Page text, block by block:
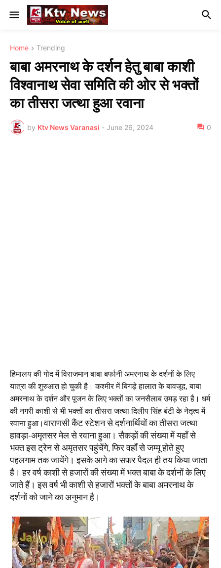
Home Trending
बाबा अमरनाथ के दर्शन हेतु बाबा काशी
विश्वानाथ सेवा समिति की ओर से भक्तों
का तीसरा जत्था हुआ रवाना
by Ktv News Varanasi - June 26, 2024 0
हिमालय की गोद में विराजमान बाबा बर्फानी अमरनाथ के दर्शनों के लिए
यात्रा की शुरुआत हो चुकी है। कश्मीर में बिगड़े हालात के बावजूद, बाबा
अमरनाथ के दर्शन और पूजन के लिए भक्तों का जनसैलाब उमड़ रहा है। धर्म
की नगरी काशी से भी भक्तों का तीसरा जत्था दिलीप सिंह बंटी के नेतृत्व में
रवाना हुआ। वाराणसी कैंट स्टेशन से दर्शनार्थियों का तीसरा जत्था
हावड़ा-अमृतसर मेल से रवाना हुआ। सैकड़ों की संख्या में यहाँ से
भक्त इस ट्रेन से अमृतसर पहुंचेंगे, फिर वहाँ से जम्मू होते हुए
पहलगाम तक जायेंगे। इसके आगे का सफर पैदल ही तय किया जाता
है। हर वर्ष काशी से हजारों की संख्या में भक्त बाबा के दर्शनों के लिए
जाते हैं। इस वर्ष भी काशी से हजारों भक्तों के बाबा अमरनाथ के
दर्शनों को जाने का अनुमान है।